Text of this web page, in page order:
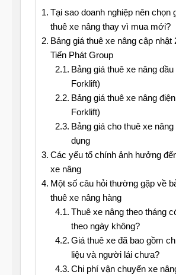
Tại sao doanh nghiệp nên chọn
thuê xe nâng thay vì mua mới?
Bảng giá thuê xe nâng cập nhật
Tiến Phát Group
Bảng giá thuê xe nâng
Forklift)
Bảng giá thuê xe nâng
Forklift)
Bảng giá cho thuê xe
dụng
Các yếu tố chính ảnh hưởng
xe nâng
Một số câu hỏi thường gặp về
thuê xe nâng hàng
Thuê xe nâng theo tháng
theo ngày không?
Giá thuê xe đã bao gồm
liệu và người lái chưa?
Chi phí vận chuyển xe